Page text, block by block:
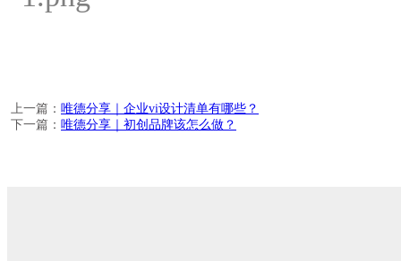
上一篇： 唯德分享｜企业vi设计清单有哪些？
下一篇： 唯德分享｜初创品牌该怎么做？